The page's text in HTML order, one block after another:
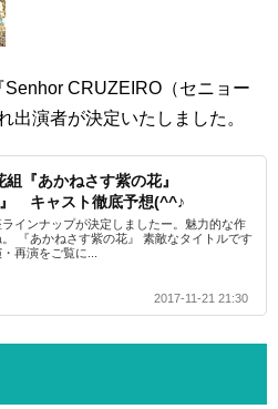
Senhor CRUZEIRO（セニョー
出演者が決定いたしました。
『あかねさす紫の花』
』 キャスト徹底予想(^^♪
インナップが決定しましたー。魅力的な作
『あかねさす紫の花』 素敵なタイトルです
再演をご覧に...
2017-11-21 21:30